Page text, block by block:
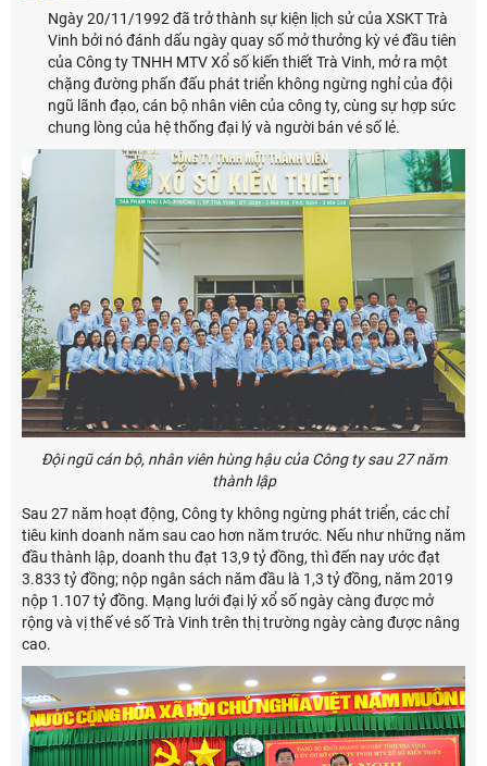
Ngày 20/11/1992 đã trở thành sự kiện lịch sử của XSKT Trà
Vinh bởi nó đánh dấu ngày quay số mở thưởng kỳ vé đầu tiên
của Công ty TNHH MTV Xổ số kiến thiết Trà Vinh, mở ra một
chặng đường phấn đấu phát triển không ngừng nghỉ của đội
ngũ lãnh đạo, cán bộ nhân viên của công ty, cùng sự hợp sức
chung lòng của hệ thống đại lý và người bán vé số lẻ.
Đội ngũ cán bộ, nhân viên hùng hậu của Công ty sau 27 năm
thành lập
Sau 27 năm hoạt động, Công ty không ngừng phát triển, các chỉ
tiêu kinh doanh năm sau cao hơn năm trước. Nếu như những năm
đầu thành lập, doanh thu đạt 13,9 tỷ đồng, thì đến nay ước đạt
3.833 tỷ đồng; nộp ngân sách năm đầu là 1,3 tỷ đồng, năm 2019
nộp 1.107 tỷ đồng. Mạng lưới đại lý xổ số ngày càng được mở
rộng và vị thế vé số Trà Vinh trên thị trường ngày càng được nâng
cao.